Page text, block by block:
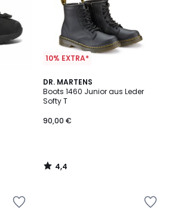
10% EXTRA*
DR. MARTENS
Boots 1460 Junior aus Leder
Softy T
90,00 €
4,4
/ 5
4,4
/